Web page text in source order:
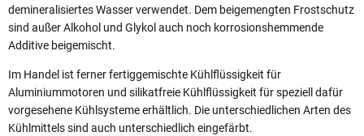
demineralisiertes Wasser verwendet. Dem beigemengten Frostschutz
sind außer Alkohol und Glykol auch noch korrosionshemmende
Additive beigemischt.
Im Handel ist ferner fertiggemischte Kühlflüssigkeit für
Aluminiummotoren und silikatfreie Kühlflüssigkeit für speziell dafür
vorgesehene Kühlsysteme erhältlich. Die unterschiedlichen Arten des
Kühlmittels sind auch unterschiedlich eingefärbt.